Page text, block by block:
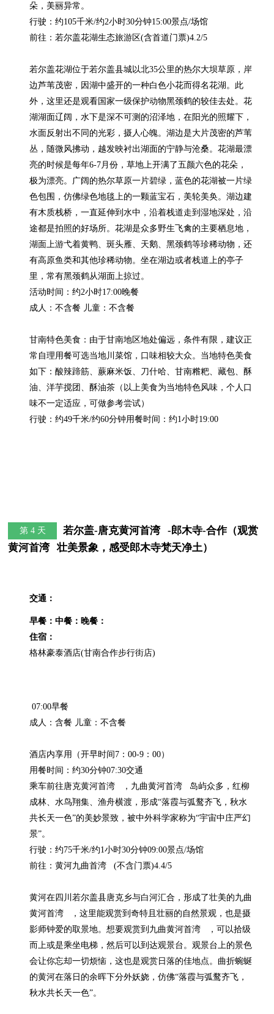
朵，美丽异常。
行驶：约105千米/约2小时30分钟15:00景点/场馆
前往：若尔盖花湖生态旅游区(含首道门票)4.2/5
若尔盖花湖位于若尔盖县城以北35公里的热尔大坝草原，岸
边芦苇茂密，因湖中盛开的一种白色小花而得名花湖。此
外，这里还是观看国家一级保护动物黑颈鹤的较佳去处。花
湖湖面辽阔，水下是深不可测的沼泽地，在阳光的照耀下，
水面反射出不同的光彩，摄人心魄。湖边是大片茂密的芦苇
丛，随微风拂动，越发映衬出湖面的宁静与沧桑。花湖最漂
亮的时候是每年6-7月份，草地上开满了五颜六色的花朵，
极为漂亮。广阔的热尔草原一片碧绿，蓝色的花湖被一片绿
色包围，仿佛绿色地毯上的一颗蓝宝石，美轮美奂。湖边建
有木质栈桥，一直延伸到水中，沿着栈道走到湿地深处，沿
途都是拍照的好场所。花湖是众多野生飞禽的主要栖息地，
湖面上游弋着黄鸭、斑头雁、天鹅、黑颈鹤等珍稀动物，还
有高原鱼类和其他珍稀动物。坐在湖边或者栈道上的亭子
里，常有黑颈鹤从湖面上掠过。
活动时间：约2小时17:00晚餐
成人：不含餐 儿童：不含餐
甘南特色美食：由于甘南地区地处偏远，条件有限，建议正
常自理用餐可选当地川菜馆，口味相较大众。当地特色美食
如下：酸辣蹄筋、蕨麻米饭、刀什哈、甘南糌粑、藏包、酥
油、洋芋搅团、酥油茶（以上美食为当地特色风味，个人口
味不一定适应，可做参考尝试）
行驶：约49千米/约60分钟用餐时间：约1小时19:00
第 4 天
若尔盖-唐克黄河首湾   -郎木寺-合作（观赏
黄河首湾   壮美景象，感受郎木寺梵天净土）
交通：
早餐：中餐：晚餐：
住宿：
07:00早餐
成人：含餐 儿童：不含餐
酒店内享用（开早时间7：00-9：00）
用餐时间：约30分钟07:30交通
乘车前往唐克黄河首湾   ，九曲黄河首湾   岛屿众多，红柳
成林、水鸟翔集、渔舟横渡，形成“落霞与弧鹜齐飞，秋水
共长天一色”的美妙景致，被中外科学家称为“宇宙中庄严幻
景”。
行驶：约75千米/约1小时30分钟09:00景点/场馆
前往：黄河九曲首湾   (不含门票)4.4/5
黄河在四川若尔盖县唐克乡与白河汇合，形成了壮美的九曲
黄河首湾   ，这里能观赏到奇特且壮丽的自然景观，也是摄
影师钟爱的取景地。想要观赏到九曲黄河首湾   ，可以拾级
而上或是乘坐电梯，然后可以到达观景台。观景台上的景色
会让你忘却一切烦恼，这也是观赏日落的佳地点。曲折蜿蜒
的黄河在落日的余晖下分外妖娆，仿佛“落霞与弧鹜齐飞，
秋水共长天一色”。